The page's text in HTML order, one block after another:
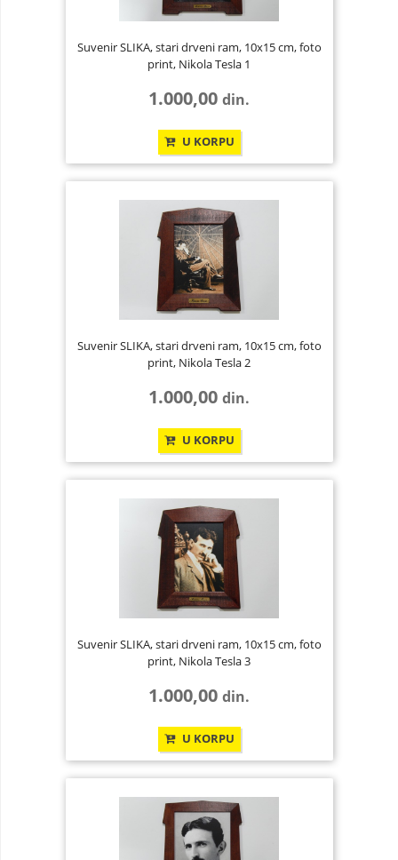
Suvenir SLIKA, stari drveni ram, 10x15 cm, foto
print, Nikola Tesla 1
1.000,00din.
U KORPU
Suvenir SLIKA, stari drveni ram, 10x15 cm, foto
print, Nikola Tesla 2
1.000,00din.
U KORPU
Suvenir SLIKA, stari drveni ram, 10x15 cm, foto
print, Nikola Tesla 3
1.000,00din.
U KORPU